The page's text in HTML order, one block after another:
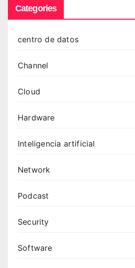
Categories
centro de datos
Channel
Cloud
Hardware
Inteligencia artificial
Network
Podcast
Security
Software